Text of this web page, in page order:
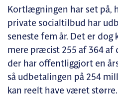
Kortlægningen har set på,
private socialtilbud har
seneste fem år. Det er dog
mere præcist 255 af 364 af
der har offentliggjort en
så udbetalingen på 254
kan reelt have været større.